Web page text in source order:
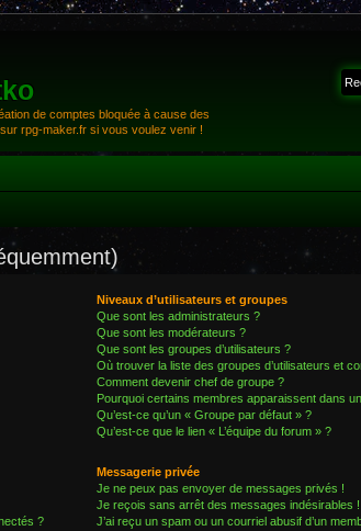
de comptes bloquée à cause des
rpg-maker.fr si vous voulez venir !
?
Niveaux d’utilisateurs et groupes
Que sont les administrateurs ?
Que sont les modérateurs ?
Que sont les groupes d’utilisateurs ?
Où trouver la liste des groupes d’utilisateurs et
Comment devenir chef de groupe ?
Pourquoi certains membres apparaissent dans
Qu’est-ce qu’un « Groupe par défaut » ?
Qu’est-ce que le lien « L’équipe du forum » ?
Messagerie privée
Je ne peux pas envoyer de messages privés !
Je reçois sans arrêt des messages indésirables !
J’ai reçu un spam ou un courriel abusif d’un